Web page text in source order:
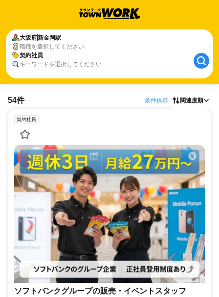
大阪府新金岡駅
職種を選択してください
契約社員
キーワードを選択してください
54件 条件保存 関連度順
契約社員
ソフトバンクグループの販売・イベントスタッフ